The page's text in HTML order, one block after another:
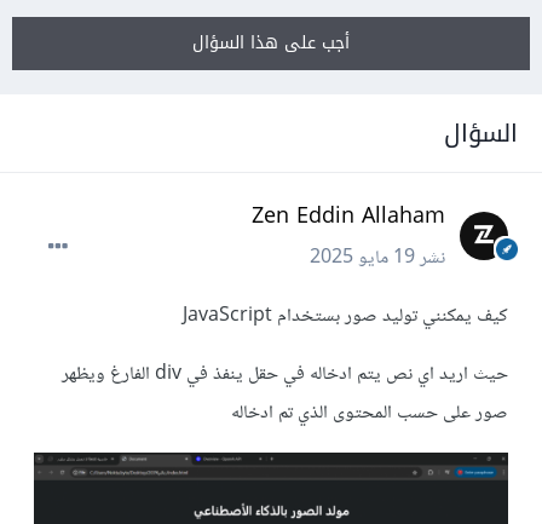
أجب على هذا السؤال
السؤال
Zen Eddin Allaham
نشر19 مايو 2025
كيف يمكنني توليد صور بستخدام JavaScript
حيث اريد اي نص يتم ادخاله في حقل ينفذ في div الفارغ ويظهر
صور على حسب المحتوى الذي تم ادخاله